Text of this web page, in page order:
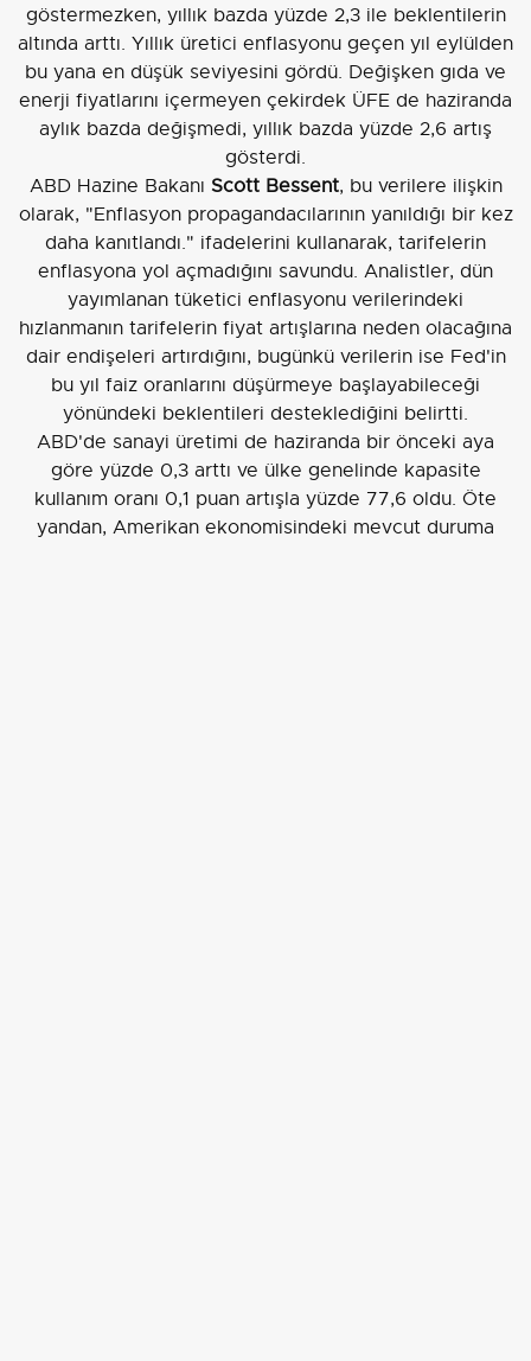
göstermezken, yıllık bazda yüzde 2,3 ile beklentilerin
altında arttı. Yıllık üretici enflasyonu geçen yıl eylülden
bu yana en düşük seviyesini gördü. Değişken gıda ve
enerji fiyatlarını içermeyen çekirdek ÜFE de haziranda
aylık bazda değişmedi, yıllık bazda yüzde 2,6 artış
gösterdi.
ABD Hazine Bakanı Scott Bessent, bu verilere ilişkin
olarak, "Enflasyon propagandacılarının yanıldığı bir kez
daha kanıtlandı." ifadelerini kullanarak, tarifelerin
enflasyona yol açmadığını savundu. Analistler, dün
yayımlanan tüketici enflasyonu verilerindeki
hızlanmanın tarifelerin fiyat artışlarına neden olacağına
dair endişeleri artırdığını, bugünkü verilerin ise Fed'in
bu yıl faiz oranlarını düşürmeye başlayabileceği
yönündeki beklentileri desteklediğini belirtti.
ABD'de sanayi üretimi de haziranda bir önceki aya
göre yüzde 0,3 arttı ve ülke genelinde kapasite
kullanım oranı 0,1 puan artışla yüzde 77,6 oldu. Öte
yandan, Amerikan ekonomisindeki mevcut duruma